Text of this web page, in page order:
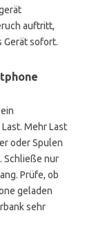
auftritt,
Gerät sofort.
Mehr Last
oder Spulen
Schließe nur
Prüfe, ob
geladen
sehr